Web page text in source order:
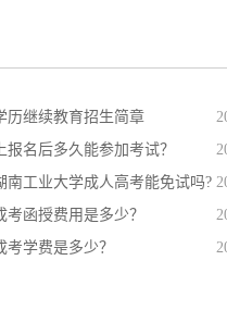
历继续教育招生简章
名后多久能参加考试？
南工业大学成人高考能免试吗?
函授费用是多少？
学费是多少？